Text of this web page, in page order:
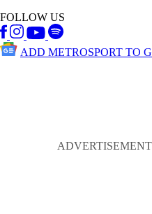
FOLLOW US
ADD METROSPORT TO